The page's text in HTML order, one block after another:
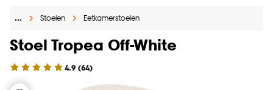
Gratis raam advies en inmeten aan huis
… Stoelen Eetkamerstoelen
Stoel Tropea Off-White
4.9 (64)